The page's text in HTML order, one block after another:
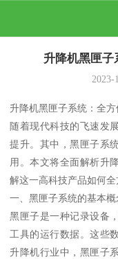
升降机黑匣子
2023-
升降机黑匣子系统：全
随着现代科技的飞速发
提升。其中，黑匣子系
用。本文将全面解析升
解这一高科技产品如何全
一、黑匣子系统的基本概
黑匣子是一种记录设备
工具的运行数据。这些
升降机行业中，黑匣子